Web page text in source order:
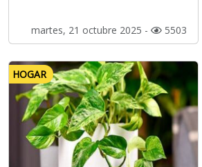
martes, 21 octubre 2025 - 5503
HOGAR